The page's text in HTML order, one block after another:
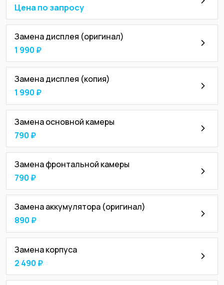
Цена по запросу
Замена дисплея (оригинал)
1 990 ₽
Замена дисплея (копия)
1 990 ₽
Замена основной камеры
790 ₽
Замена фронтальной камеры
790 ₽
Замена аккумулятора (оригинал)
890 ₽
Замена корпуса
2 490 ₽